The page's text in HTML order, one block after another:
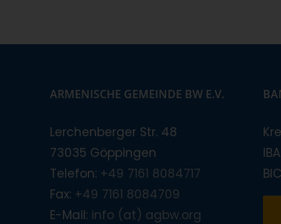
ARMENISCHE GEMEINDE BW E.V.
Lerchenberger Str. 48
73035 Göppingen
Telefon: +49 7161 8084717
Fax: +49 7161 8084709
E-Mail: info (at) agbw.org